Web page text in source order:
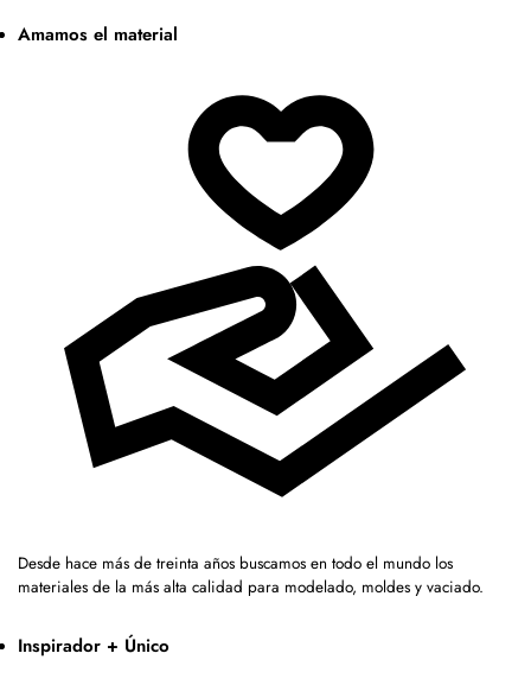
Amamos el material
Desde hace más de treinta años buscamos en todo el mundo los
materiales de la más alta calidad para modelado, moldes y vaciado.
Inspirador + Único